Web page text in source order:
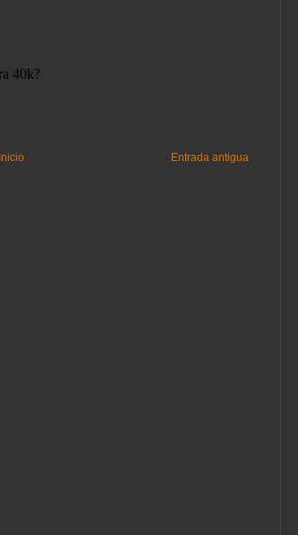
Entrada antigua
Inicio